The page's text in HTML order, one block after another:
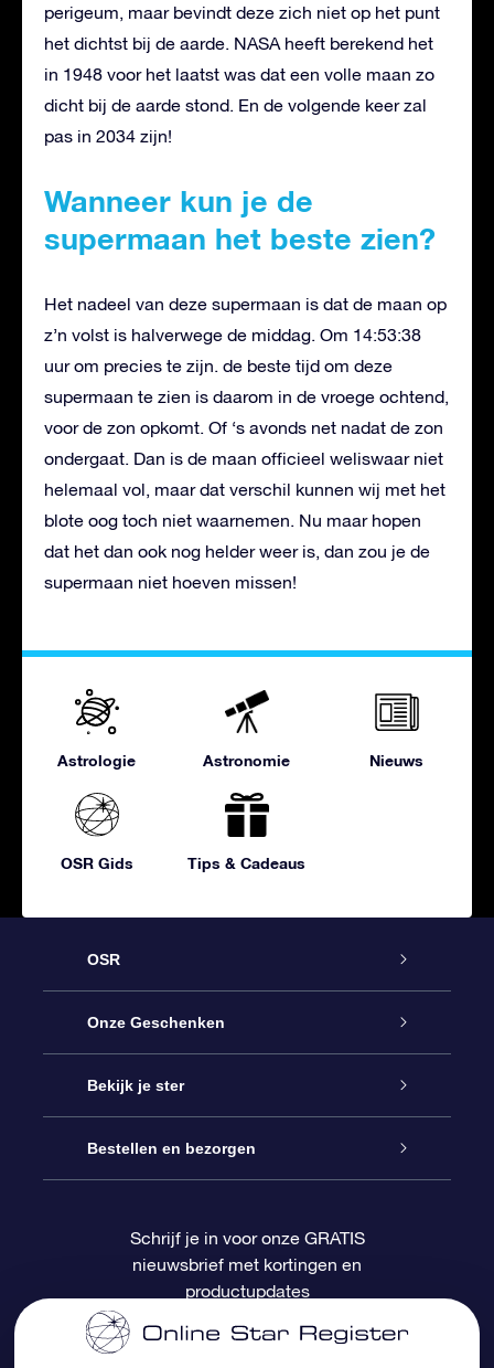
perigeum, maar bevindt deze zich niet op het punt
het dichtst bij de aarde. NASA heeft berekend het
in 1948 voor het laatst was dat een volle maan zo
dicht bij de aarde stond. En de volgende keer zal
pas in 2034 zijn!
Wanneer kun je de
supermaan het beste zien?
Het nadeel van deze supermaan is dat de maan op
z’n volst is halverwege de middag. Om 14:53:38
uur om precies te zijn. de beste tijd om deze
supermaan te zien is daarom in de vroege ochtend,
voor de zon opkomt. Of ‘s avonds net nadat de zon
ondergaat. Dan is de maan officieel weliswaar niet
helemaal vol, maar dat verschil kunnen wij met het
blote oog toch niet waarnemen. Nu maar hopen
dat het dan ook nog helder weer is, dan zou je de
supermaan niet hoeven missen!
Astrologie Astronomie Nieuws
OSR Gids Tips & Cadeaus
OSR
Service
Contact
Blog
OSR Recensies
Onze Geschenken
Online Star Gift
OSR Cadeaupakket
OSR Cadeaukaart
Relatiegeschenken
Bekijk je ster
Sterrenregister
Gepersonaliseerde sterrenpagina
One Million Stars
Bestellen en bezorgen
Betalingsinformatie
Verzendinformatie
Schrijf je in voor onze GRATIS
nieuwsbrief met kortingen en
productupdates